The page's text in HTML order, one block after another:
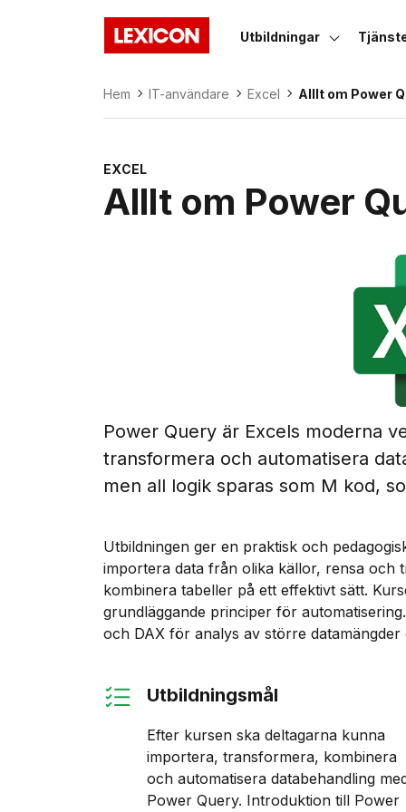
Lexicon Utbildningar
Hem IT-användare Excel Alllt om Power
EXCEL
Alllt om Power
Power Query är Excels moderna
transformera och automatisera
men all logik sparas som M kod,
Utbildningen ger en praktisk och
importera data från olika källor, rensa och
kombinera tabeller på ett effektivt sätt.
grundläggande principer för
och DAX för analys av större
Utbildningsmål
Efter kursen ska deltagarna kunna
importera, transformera, kombinera
och automatisera databehandling
Power Query. Introduktion till Power